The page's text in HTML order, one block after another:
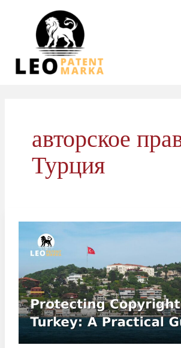
содержимому
авторское
Турция
авторских
прав
Турции:
Практическое
руководство